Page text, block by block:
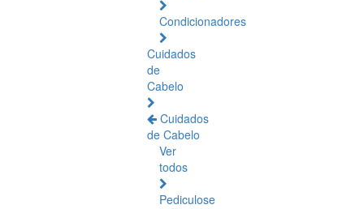
Condicionadores
Cuidados
de
Cabelo
Cuidados
de Cabelo
Ver
todos
Pediculose